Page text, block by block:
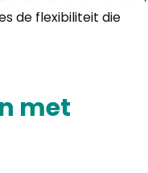
de flexibiliteit die
met